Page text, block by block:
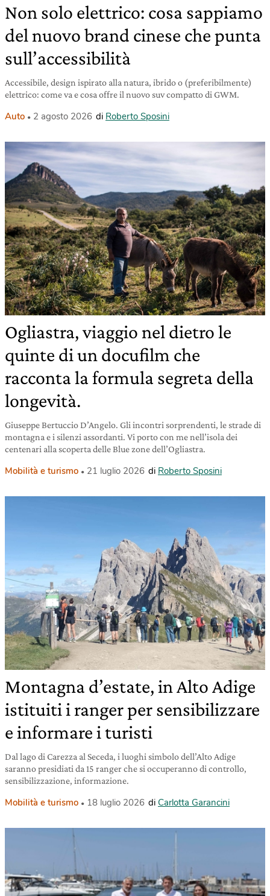
Non solo elettrico: cosa sappiamo
del nuovo brand cinese che punta
sull’accessibilità
Accessibile, design ispirato alla natura, ibrido o (preferibilmente)
elettrico: come va e cosa offre il nuovo suv compatto di GWM.
Auto 2 agosto 2026 di Roberto Sposini
Ogliastra, viaggio nel dietro le
quinte di un docufilm che
racconta la formula segreta della
longevità.
Giuseppe Bertuccio D’Angelo. Gli incontri sorprendenti, le strade di
montagna e i silenzi assordanti. Vi porto con me nell’isola dei
centenari alla scoperta delle Blue zone dell’Ogliastra.
Mobilità e turismo 21 luglio 2026 di Roberto Sposini
Montagna d’estate, in Alto Adige
istituiti i ranger per sensibilizzare
e informare i turisti
Dal lago di Carezza al Seceda, i luoghi simbolo dell’Alto Adige
saranno presidiati da 15 ranger che si occuperanno di controllo,
sensibilizzazione, informazione.
Mobilità e turismo 18 luglio 2026 di Carlotta Garancini